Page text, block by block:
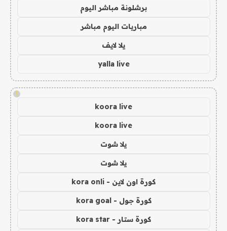
برشلونة مباشر اليوم
مباريات اليوم مباشر
يلا لايف
yalla live
!
koora live
koora live
يلا شوت
يلا شوت
كورة اون لاين - kora onli
كورة جول - kora goal
كورة ستار - kora star